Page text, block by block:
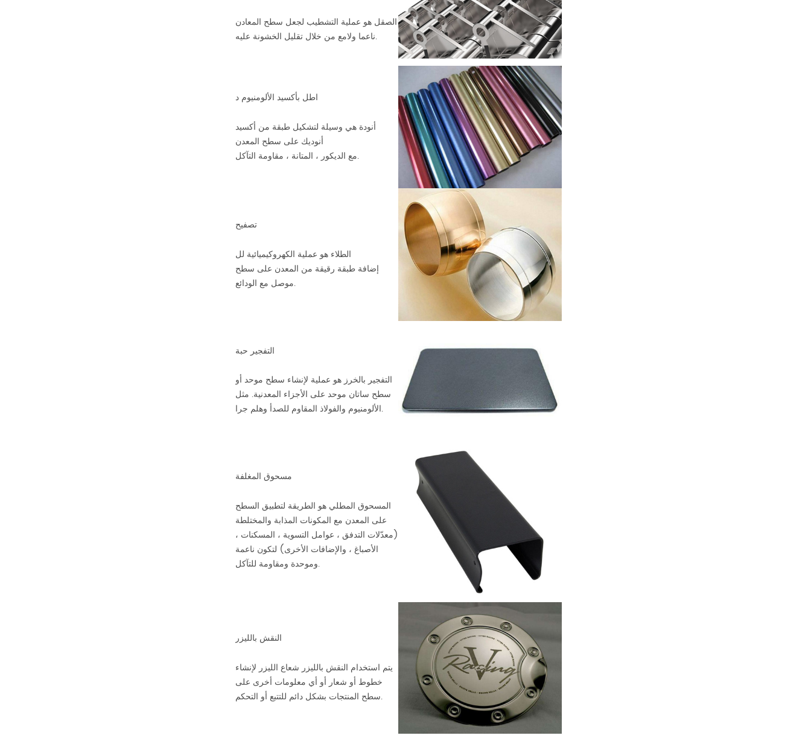
الصقل هو عملية التشطيب لجعل سطح المعادن
ناعما ولامع من خلال تقليل الخشونة عليه.
اطل بأكسيد الألومنيوم د
أنودة هي وسيلة لتشكيل طبقة من أكسيد
أنوديك على سطح المعدن
مع الديكور ، المتانة ، مقاومة التآكل.
تصفيح
الطلاء هو عملية الكهروكيميائية لل
إضافة طبقة رقيقة من المعدن على سطح
موصل مع الودائع.
التفجير حبة
التفجير بالخرز هو عملية لإنشاء سطح موحد أو
سطح ساتان موحد على الأجزاء المعدنية. مثل
الألومنيوم والفولاذ المقاوم للصدأ وهلم جرا.
مسحوق المغلفة
المسحوق المطلي هو الطريقة لتطبيق السطح
على المعدن مع المكونات المذابة والمختلطة
(معدّلات التدفق ، عوامل التسوية ، المسكنات ،
الأصباغ ، والإضافات الأخرى) لتكون ناعمة
وموحدة ومقاومة للتآكل.
النقش بالليزر
يتم استخدام النقش بالليزر شعاع الليزر لإنشاء
خطوط أو شعار أو أي معلومات أخرى على
سطح المنتجات بشكل دائم للتتبع أو التحكم.